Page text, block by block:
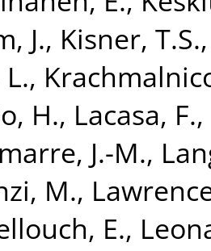
J., Kisner, T.S.
,
H., Lacasa, F.,
J.-M.,
M.,
E.,